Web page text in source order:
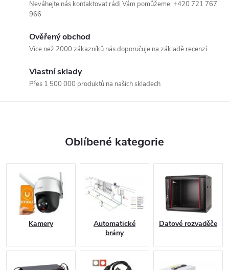
h
r
Neváhejte nás kontaktovat rádi Vám pomůžeme. +420 721 767
966
Ověřený obchod
Více než 2000 zákazníků nás doporučuje na základě recenzí.
Vlastní sklady
Přes 1 500 000 produktů na našich skladech
Oblíbené kategorie
Kamery
Automatické
brány
Datové rozvaděče